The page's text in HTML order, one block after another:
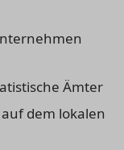
Ämter
dem lokalen